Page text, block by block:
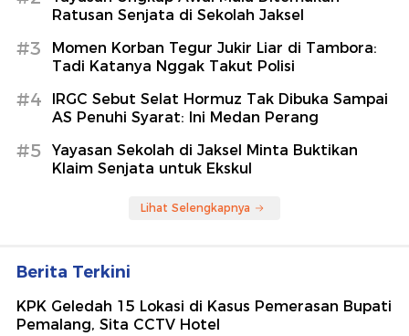
Ratusan Senjata di Sekolah Jaksel
#3
Momen Korban Tegur Jukir Liar di Tambora:
Tadi Katanya Nggak Takut Polisi
#4
IRGC Sebut Selat Hormuz Tak Dibuka Sampai
AS Penuhi Syarat: Ini Medan Perang
#5
Yayasan Sekolah di Jaksel Minta Buktikan
Klaim Senjata untuk Ekskul
Lihat Selengkapnya
Berita Terkini
KPK Geledah 15 Lokasi di Kasus Pemerasan Bupati
Pemalang, Sita CCTV Hotel